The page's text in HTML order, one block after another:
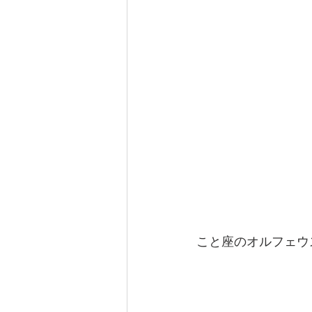
こと座のオルフェ